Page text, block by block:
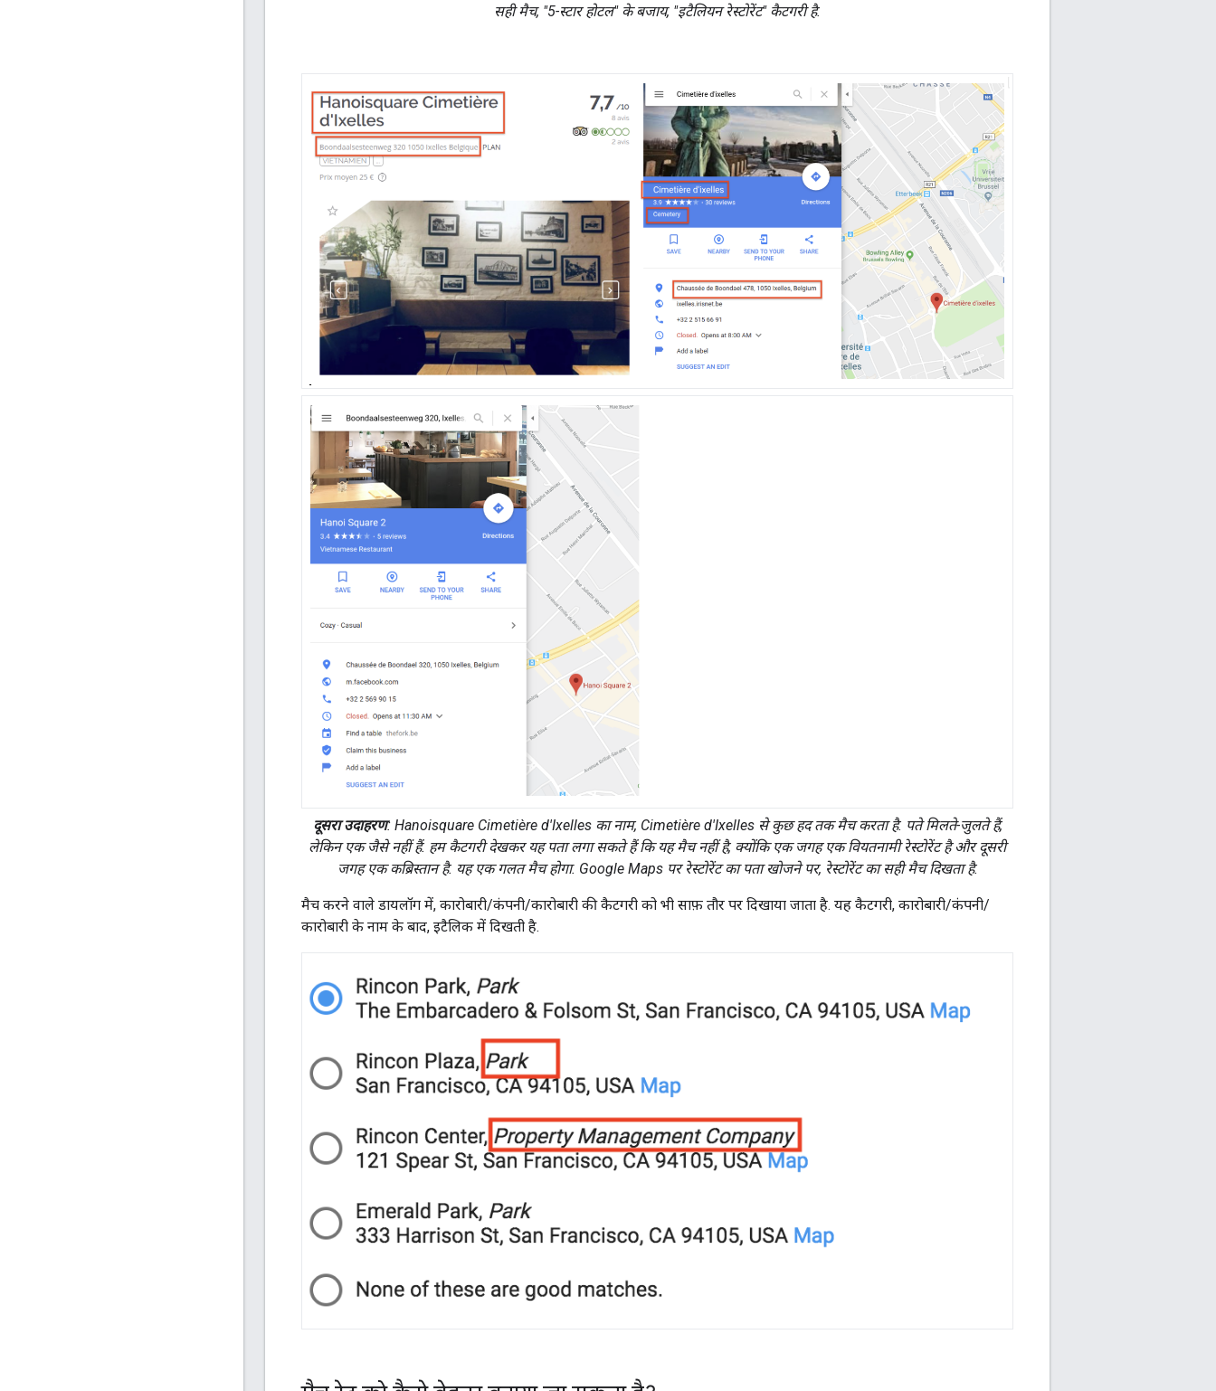
सही मैच, "5-स्टार होटल" के बजाय, "इटैलियन रेस्टोरेंट" कैटगरी है.
दूसरा उदाहरण: Hanoisquare Cimetière d'Ixelles का नाम, Cimetière d'Ixelles से कुछ हद तक मैच करता है. पते मिलते-जुलते हैं,
लेकिन एक जैसे नहीं हैं. हम कैटगरी देखकर यह पता लगा सकते हैं कि यह मैच नहीं है, क्योंकि एक जगह एक वियतनामी रेस्टोरेंट है और दूसरी
जगह एक कब्रिस्तान है. यह एक गलत मैच होगा. Google Maps पर रेस्टोरेंट का पता खोजने पर, रेस्टोरेंट का सही मैच दिखता है.
मैच करने वाले डायलॉग में, कारोबारी/कंपनी/कारोबारी की कैटगरी को भी साफ़ तौर पर दिखाया जाता है. यह कैटगरी, कारोबारी/कंपनी/
कारोबारी के नाम के बाद, इटैलिक में दिखती है.